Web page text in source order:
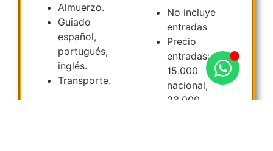
Almuerzo.
Guiado
español,
portugués,
inglés.
Transporte.
No incluye
entradas
Precio
entradas:
15.000
nacional,
23.000